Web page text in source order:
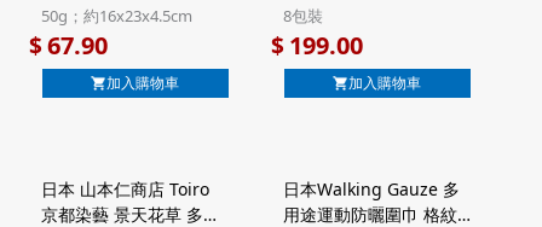
句 2款日式米菓 禮盒
50g (920)【市集世界 -
日本市集】
50g；約16x23x4.5cm
$67.90
加入購物車
脆脆牛角包 牛油海鹽及
朱古力味 超值家庭裝 禮
盒 8包裝 (374)【市集世
界 - 日本市集】
8包裝
$199.00
加入購物車
日本 山本仁商店 Toiro
京都染藝 景天花草 多用
日本Walking Gauze 多
用途運動防曬圍巾 格紋